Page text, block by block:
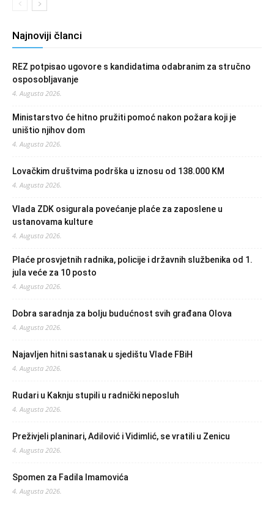
Najnoviji članci
REZ potpisao ugovore s kandidatima odabranim za stručno
osposobljavanje
4. Augusta 2026.
Ministarstvo će hitno pružiti pomoć nakon požara koji je
uništio njihov dom
4. Augusta 2026.
Lovačkim društvima podrška u iznosu od 138.000 KM
4. Augusta 2026.
Vlada ZDK osigurala povećanje plaće za zaposlene u
ustanovama kulture
4. Augusta 2026.
Plaće prosvjetnih radnika, policije i državnih službenika od 1.
jula veće za 10 posto
4. Augusta 2026.
Dobra saradnja za bolju budućnost svih građana Olova
4. Augusta 2026.
Najavljen hitni sastanak u sjedištu Vlade FBiH
4. Augusta 2026.
Rudari u Kaknju stupili u radnički neposluh
4. Augusta 2026.
Preživjeli planinari, Adilović i Vidimlić, se vratili u Zenicu
4. Augusta 2026.
Spomen za Fadila Imamovića
4. Augusta 2026.